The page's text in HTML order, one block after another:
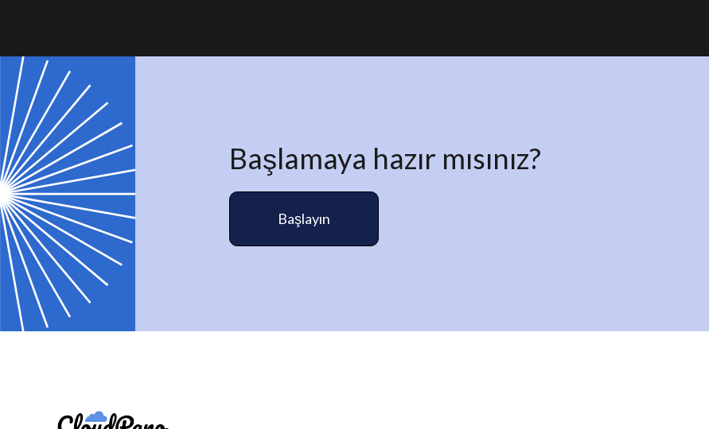
Başlamaya hazır mısınız?
Başlayın